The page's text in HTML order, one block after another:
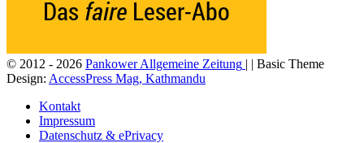
© 2012 - 2026 Pankower Allgemeine Zeitung | | Basic Theme
Design: AccessPress Mag, Kathmandu
Kontakt
Impressum
Datenschutz & ePrivacy